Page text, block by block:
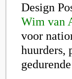
Design
Wim van
voor
huurders,